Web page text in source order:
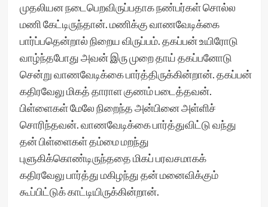
முதலியன நடைபெறவிருப்பதாக நண்பர்கள் சொல்ல
மணி கேட்டிருந்தான். மணிக்கு வாணவேடிக்கை
பார்ப்பதென்றால் நிறைய விருப்பம். தகப்பன் உயிரோடு
வாழ்ந்தபோது அவன் இரு முறை தாய் தகப்பனோடு
சென்று வாணவேடிக்கை பார்த்திருக்கின்றான். தகப்பன்
கதிரவேலு மிகத் தாராள குணம் படைத்தவன்.
பிள்ளைகள் மேலே நிறைந்த அன்பினை அள்ளிச்
சொரிந்தவன். வாணவேடிக்கை பார்த்துவிட்டு வந்து
தன் பிள்ளைகள் தம்மை மறந்து
புளுகிக்கொண்டிருந்ததை மிகப் பரவசமாகக்
கதிரவேலு பார்த்து மகிழந்து தன் மனைவிக்கும்
கூப்பிட்டுக் காட்டியிருக்கின்றான்.